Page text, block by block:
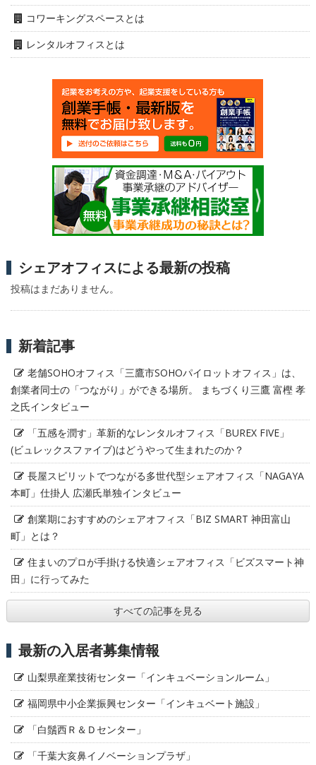
コワーキングスペースとは
レンタルオフィスとは
シェアオフィスによる最新の投稿
投稿はまだありません。
新着記事
老舗SOHOオフィス「三鷹市SOHOパイロットオフィス」は、
創業者同士の「つながり」ができる場所。 まちづくり三鷹 富樫 孝
之氏インタビュー
「五感を潤す」革新的なレンタルオフィス「BUREX FIVE」
(ビュレックスファイブ)はどうやって生まれたのか？
長屋スピリットでつながる多世代型シェアオフィス「NAGAYA
本町」仕掛人 広瀬氏単独インタビュー
創業期におすすめのシェアオフィス「BIZ SMART 神田富山
町」とは？
住まいのプロが手掛ける快適シェアオフィス「ビズスマート神
田」に行ってみた
すべての記事を見る
最新の入居者募集情報
山梨県産業技術センター「インキュベーションルーム」
福岡県中小企業振興センター「インキュベート施設」
「白鬚西Ｒ＆Ｄセンター」
「千葉大亥鼻イノベーションプラザ」